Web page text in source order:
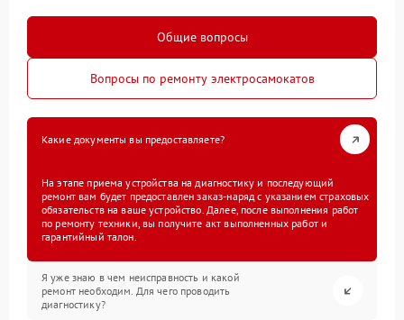
Общие вопросы
Вопросы по ремонту электросамокатов
Какие документы вы предоставляете?
На этапе приема устройства на диагностику и последующий
ремонт вам будет предоставлен заказ-наряд с указанием страховых
обязательств на ваше устройство. Далее, после выполнения работ
по ремонту техники, вы получите акт выполненных работ и
гарантийный талон.
Я уже знаю в чем неисправность и какой
ремонт необходим. Для чего проводить
диагностику?